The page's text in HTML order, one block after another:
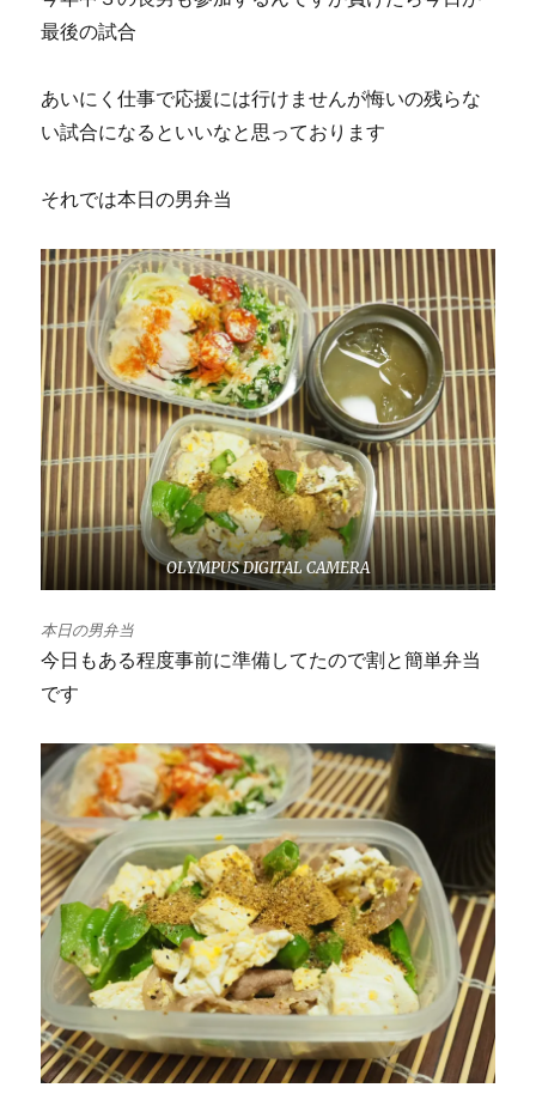
最後の試合
あいにく仕事で応援には行けませんが悔いの残らな
い試合になるといいなと思っております
それでは本日の男弁当
OLYMPUS DIGITAL CAMERA
本日の男弁当
今日もある程度事前に準備してたので割と簡単弁当
です